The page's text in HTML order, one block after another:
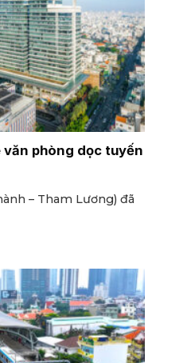
văn phòng dọc tuyến
– Tham Lương) đã